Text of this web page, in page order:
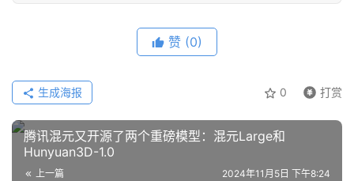
项
应
用
行
赞 (0)
0 打赏
生成海报
腾讯混元又开源了两个重磅模型：混元Large和
Hunyuan3D-1.0
上一篇 2024年11月5日 下午8:24